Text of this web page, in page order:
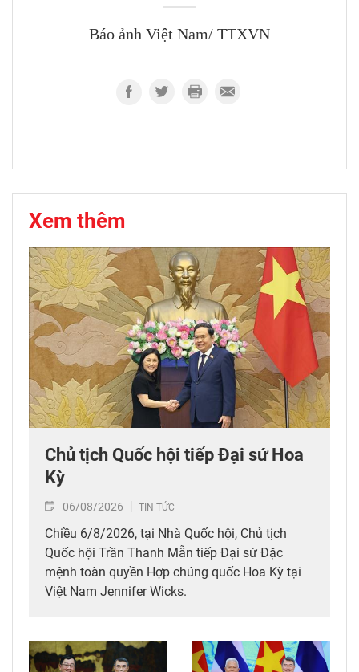
Báo ảnh Việt Nam/ TTXVN
Xem thêm
Chủ tịch Quốc hội tiếp Đại sứ Hoa
Kỳ
06/08/2026 TIN TỨC
Chiều 6/8/2026, tại Nhà Quốc hội, Chủ tịch
Quốc hội Trần Thanh Mẫn tiếp Đại sứ Đặc
mệnh toàn quyền Hợp chúng quốc Hoa Kỳ tại
Việt Nam Jennifer Wicks.